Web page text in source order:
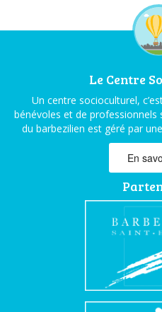
Le Centre
Un centre socioculturel,
bénévoles et de professionnels
du barbezilien est géré par
En